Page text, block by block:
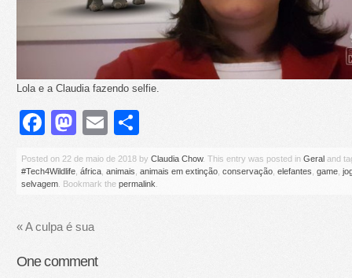
Lola e a Claudia fazendo selfie.
Facebook
Mastodon
Email
Posted on 22 de maio de 2018 by Claudia Chow. This entry was posted in Geral and
#Tech4Wildlife áfrica animais animais em extinção conservação elefantes game
selvagem . Bookmark the permalink
«A culpa é sua
Onecomment